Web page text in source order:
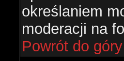
określaniem
moderacji na
Powrót do góry